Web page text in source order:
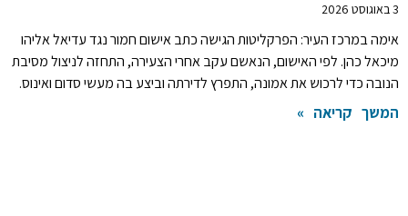
3 באוגוסט 2026
אימה במרכז העיר: הפרקליטות הגישה כתב אישום חמור נגד עדיאל אליהו
מיכאל כהן. לפי האישום, הנאשם עקב אחרי הצעירה, התחזה לניצול מסיבת
הנובה כדי לרכוש את אמונה, התפרץ לדירתה וביצע בה מעשי סדום ואינוס.
המשך קריאה »